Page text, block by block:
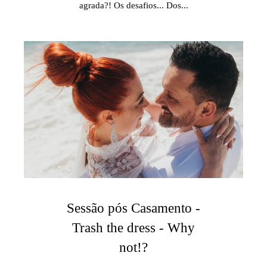
agrada?! Os desafios... Dos...
Sessão pós Casamento -
Trash the dress - Why
not!?